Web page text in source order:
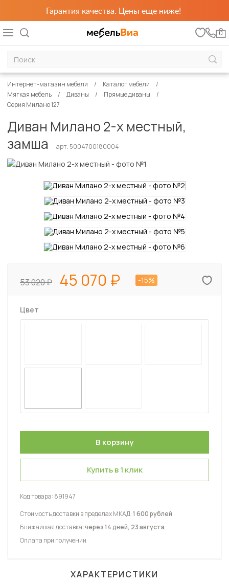
Гарантия качества. Цены еще ниже!
0
Интернет-магазин мебели
Каталог мебели
Мягкая мебель
Диваны
Прямые диваны
Серия Милано 127
Диван Милано 2-х местный,
замша
арт. 5004700180004
53 020 45 070 -15%
Цвет
Купить в 1 клик
Код товара: 891947
Стоимость доставки в пределах МКАД:1 600 рублей
Ближайшая доставка:через 14 дней, 23 августа
Оплата при получении
ХАРАКТЕРИСТИКИ